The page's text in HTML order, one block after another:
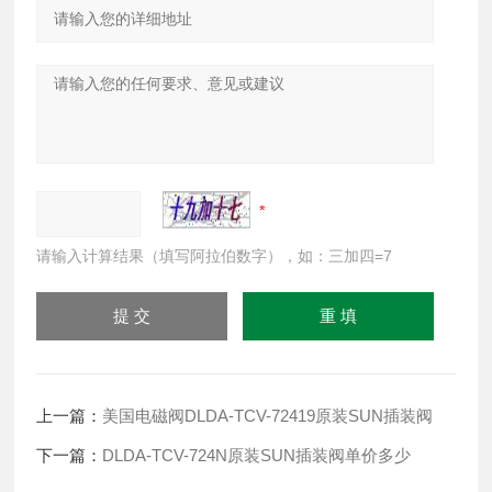
请输入计算结果（填写阿拉伯数字），如：三加四=7
上一篇： 美国电磁阀DLDA-TCV-72419原装SUN插装阀
下一篇： DLDA-TCV-724N原装SUN插装阀单价多少